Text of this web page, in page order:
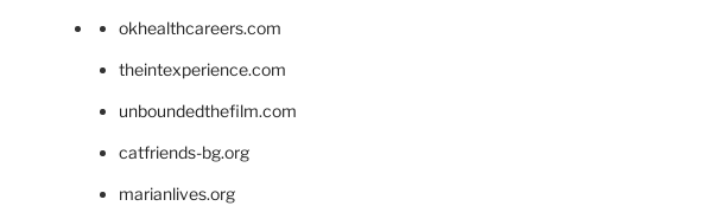
okhealthcareers.com
theintexperience.com
unboundedthefilm.com
catfriends-bg.org
marianlives.org